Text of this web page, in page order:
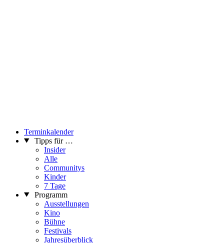
Terminkalender
Tipps für …
Insider
Alle
Communitys
Kinder
7 Tage
Programm
Ausstellungen
Kino
Bühne
Festivals
Jahresüberblick